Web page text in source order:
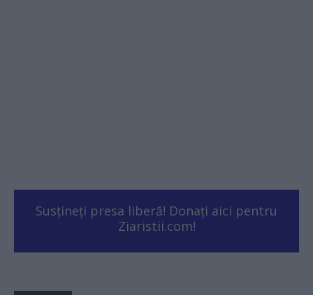
Susțineți presa liberă! Donați aici pentru
Ziaristii.com!